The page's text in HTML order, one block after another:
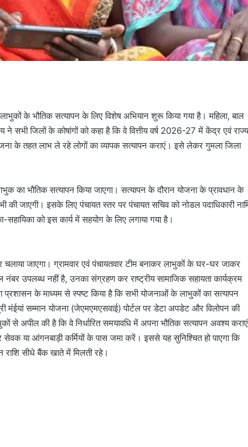
के भौतिक सत्यापन के लिए विशेष अभियान शुरू किया गया है। महिला, बाल
ने सभी जिलों के कोषांगों को कहा है कि वे वित्तीय वर्ष 2026-27 में केंद्र एवं राज्य
के तहत लाभ ले रहे लोगों का व्यापक सत्यापन कराएं। इसे लेकर गुमला जिला
भौतिक सत्यापन किया जाएगा। सत्यापन के दौरान योजना के प्रावधान के
की जाएगी। इसके लिए पंचायत स्तर पर पंचायत सचिव को नोडल पदाधिकारी
को इस कार्य में सहयोग के लिए लगाया गया है।
जाएगा। ग्रामवार एवं पंचायतवार टीम बनाकर लाभुकों के घर-घर जाकर
नंबर उपलब्ध नहीं है, उनका संग्रहण कर राष्ट्रीय सामाजिक सहायता कार्यक्रम
प्रशासन के माध्यम से स्पष्ट किया है कि सभी योजनाओं के लाभुकों का सत्यापन
सम्मान योजना (जेएमएमएसवाई) पोर्टल पर डेटा अपडेट और विलोपन की
से अपील की है कि वे निर्धारित समयावधि में अपना भौतिक सत्यापन अवश्य
या आंगनबाड़ी कर्मियों के पास जमा करें। इससे यह सुनिश्चित हो पाएगा कि
सीधे बैंक खाते में मिलती रहे।